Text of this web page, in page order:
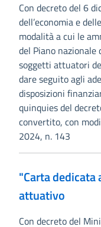
Con decreto del 6
dell’economia e
modalità a cui le
del Piano nazionale
soggetti attuatori
dare seguito agli
disposizioni
quinquies del
convertito, con
2024, n. 143
"Carta
attuativo
Con decreto del